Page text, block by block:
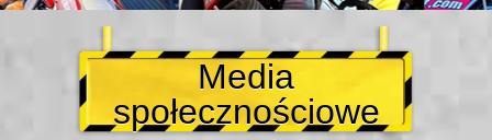
Media
społecznościowe